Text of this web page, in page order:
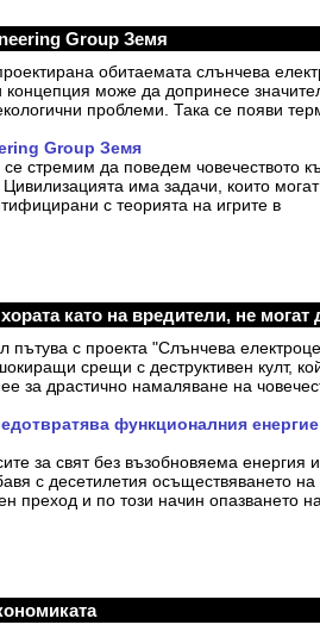
Group Земя
обитаемата слънчева
концепция може да допринесе
проблеми. Така се появи
Group Земя
стремим да поведем човечеството
има задачи, които
с теорията на игрите в
като на вредители, не
пътува с проекта "Слънчева
срещи с деструктивен култ,
за драстично намаляване на
функционалния
за свят без възобновяема енергия и
с десетилетия осъществяването на
преход и по този начин опазването